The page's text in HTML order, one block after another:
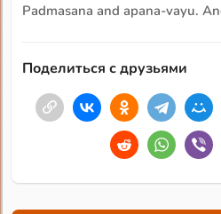
Padmasana and apana-vayu.
Поделиться с друзьями